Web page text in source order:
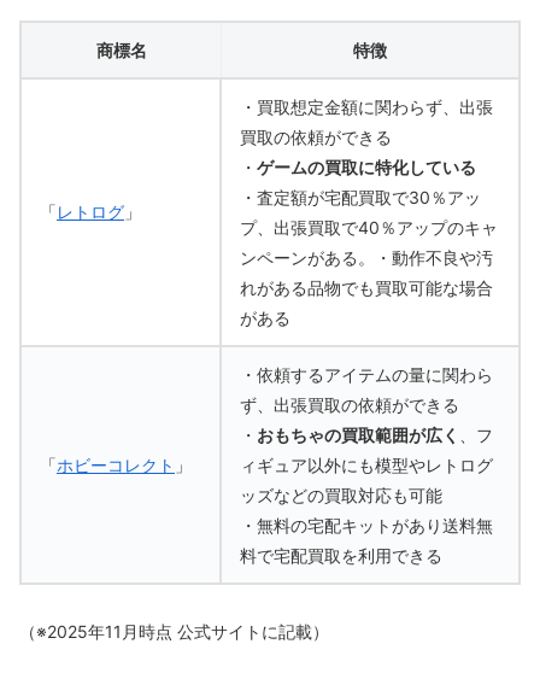
商標名 特徴
「レトログ 」
・買取想定金額に関わらず、出張
買取の依頼ができる
・ ゲームの買取に特化している
・査定額が宅配買取で30％アッ
プ、出張買取で40％アップのキャ
ンペーンがある。・動作不良や汚
れがある品物でも買取可能な場合
がある
「ホビーコレクト 」
・依頼するアイテムの量に関わら
ず、出張買取の依頼ができる
・ おもちゃの買取範囲が広く
、フ
ィギュア以外にも模型やレトログ
ッズなどの買取対応も可能
・無料の宅配キットがあり送料無
料で宅配買取を利用できる
（※2025年11月時点 公式サイトに記載）